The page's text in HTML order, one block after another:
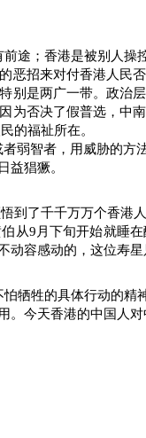
途；香港是被别人
恶招来对付香港人
别是两广一带。政
为否决了假普选，
的福祉所在。
弱智者，用威胁的
益猖獗。
到了千千万万个香港
从9 月下旬开始就睡
容感动的，这位寿星
牺牲的具体行动的
今天香港的中国人